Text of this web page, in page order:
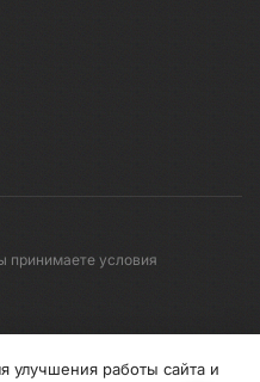
принимаете условия
улучшения работы сайта и